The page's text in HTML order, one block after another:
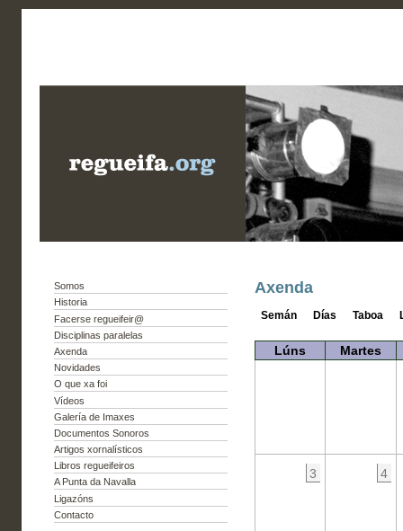
Somos
Historia
Facerse regueifeir@
Disciplinas paralelas
Axenda
Novidades
O que xa foi
Vídeos
Galería de Imaxes
Documentos Sonoros
Artigos xornalísticos
Libros regueifeiros
A Punta da Navalla
Ligazóns
Contacto
Axenda
Semán Días Taboa
Lúns Martes
3 4